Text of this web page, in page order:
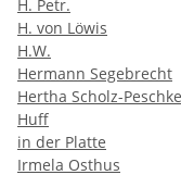
H. Petr.
H. von Löwis
H.W.
Hermann Segebrecht
Hertha Scholz-Peschke
Huff
in der Platte
Irmela Osthus